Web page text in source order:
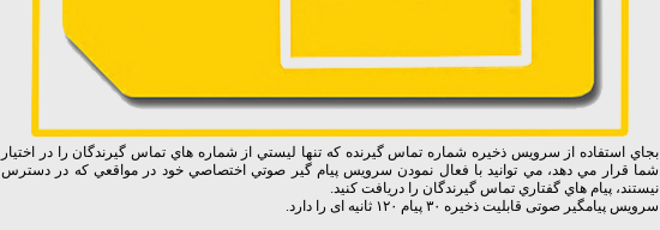
بجاي استفاده از سرويس ذخيره شماره تماس گيرنده كه تنها ليستي از شماره هاي تماس گيرندگان را در اختيار
شما قرار مي دهد، مي توانيد با فعال نمودن سرويس پيام گير صوتي اختصاصي خود در مواقعي كه در دسترس
نيستند، پيام هاي گفتاري تماس گيرندگان را دريافت كنيد.
سرويس پیامگیر صوتی قابليت ذخيره ۳۰ پيام ۱۲۰ ثانيه ای را دارد.